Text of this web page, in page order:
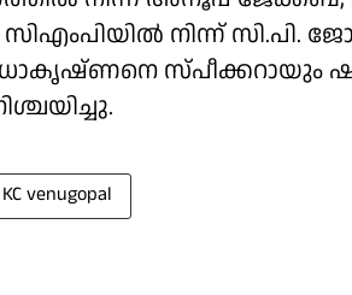
നിന്ന് സി.പി.
സ്പീക്കറായും
KC venugopal